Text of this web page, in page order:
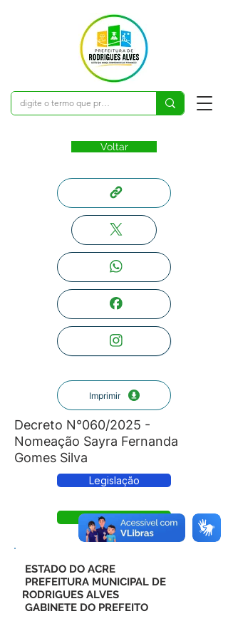
Voltar
Imprimir
Decreto N°060/2025 -
Nomeação Sayra Fernanda
Gomes Silva
Legislação
Decreto
ESTADO DO ACRE
PREFEITURA MUNICIPAL DE
RODRIGUES ALVES
GABINETE DO PREFEITO